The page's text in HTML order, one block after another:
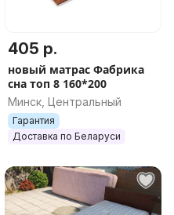
405 р.
новый матрас Фабрика
сна топ 8 160*200
Минск, Центральный
Гарантия
Доставка по Беларуси